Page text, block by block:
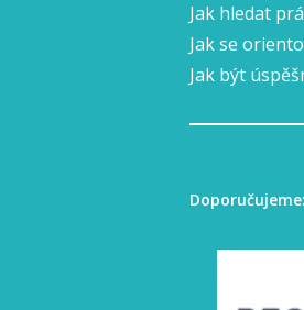
Jak hledat
Jak se
Jak být
Doporučujeme: